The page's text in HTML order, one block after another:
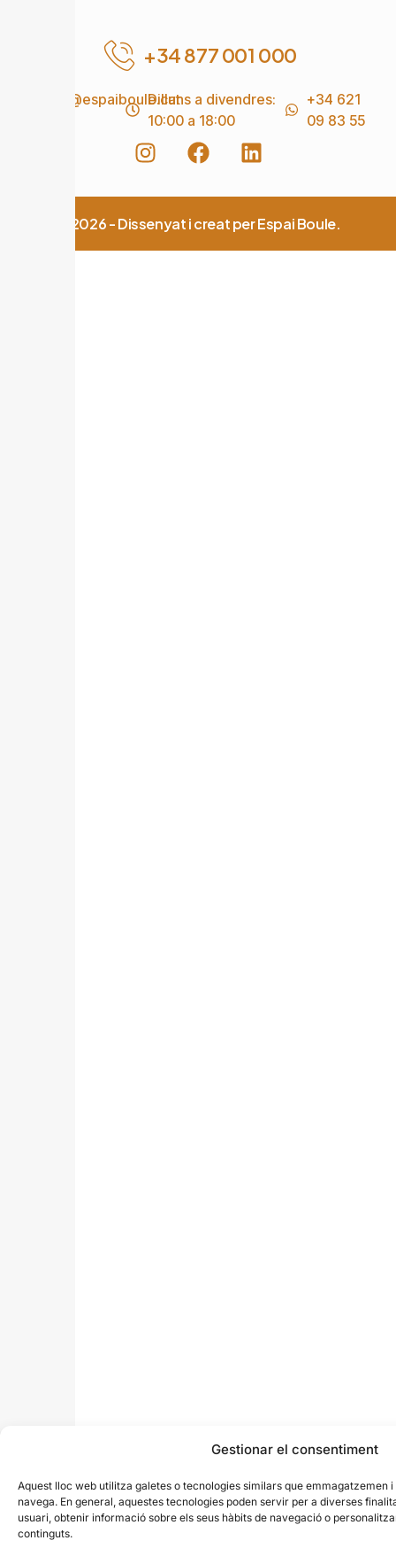
Gestionar el consentiment
Aquest lloc web utilitza galetes o tecnologies similars que emmagatzemen
navega. En general, aquestes tecnologies poden servir per a diverses
usuari, obtenir informació sobre els seus hàbits de navegació o
continguts.
+34 877 001 000
info@espaiboule.catDilluns a divendres:
10:00 a 18:00
+34 621
09 83 55
© 2026 - Dissenyat i creat per Espai Boule.